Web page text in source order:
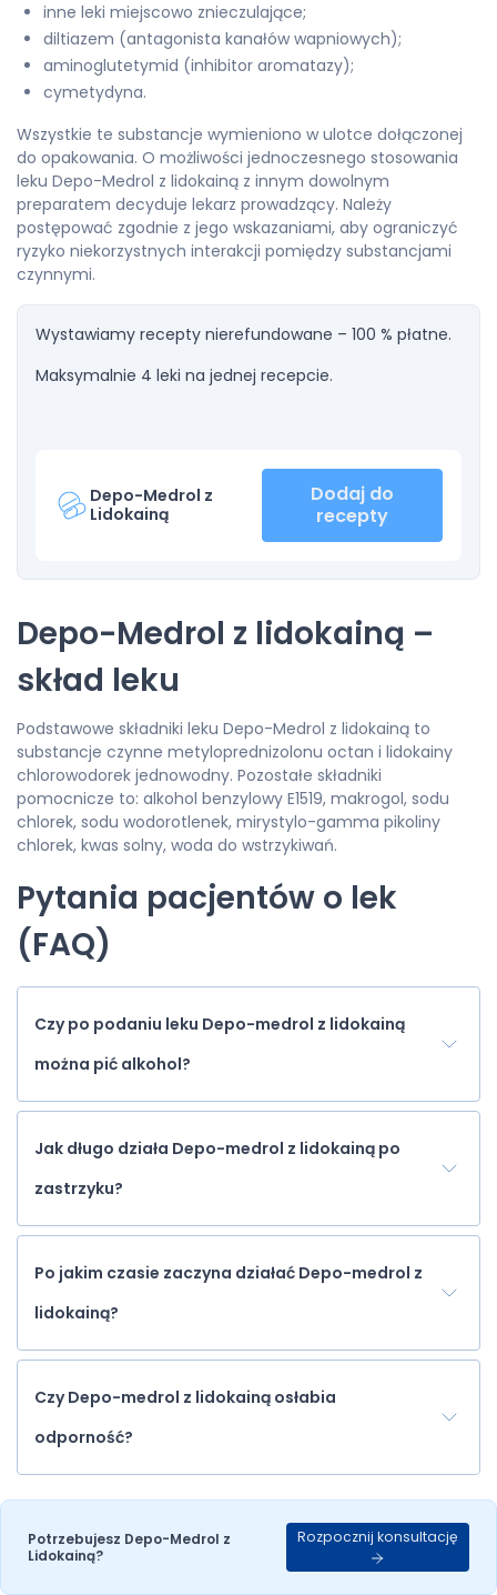
inne leki miejscowo znieczulające;
diltiazem (antagonista kanałów wapniowych);
aminoglutetymid (inhibitor aromatazy);
cymetydyna.
Wszystkie te substancje wymieniono w ulotce dołączonej
do opakowania. O możliwości jednoczesnego stosowania
leku Depo-Medrol z lidokainą z innym dowolnym
preparatem decyduje lekarz prowadzący. Należy
postępować zgodnie z jego wskazaniami, aby ograniczyć
ryzyko niekorzystnych interakcji pomiędzy substancjami
czynnymi.
Wystawiamy recepty nierefundowane – 100 % płatne.
Maksymalnie 4 leki na jednej recepcie.
Depo-Medrol z
Lidokainą
Dodaj do
recepty
Depo-Medrol z lidokainą –
skład leku
Podstawowe składniki leku Depo-Medrol z lidokainą to
substancje czynne metyloprednizolonu octan i lidokainy
chlorowodorek jednowodny. Pozostałe składniki
pomocnicze to: alkohol benzylowy E1519, makrogol, sodu
chlorek, sodu wodorotlenek, mirystylo-gamma pikoliny
chlorek, kwas solny, woda do wstrzykiwań.
Pytania pacjentów o lek
(FAQ)
Czy po podaniu leku Depo-medrol z lidokainą
można pić alkohol?
Jak długo działa Depo-medrol z lidokainą po
zastrzyku?
Po jakim czasie zaczyna działać Depo-medrol z
lidokainą?
Czy Depo-medrol z lidokainą osłabia
odporność?
Potrzebujesz Depo-Medrol z
Lidokainą?
Rozpocznij
konsultację
Potrzebujesz Depo-Medrol z
Lidokainą?
Rozpocznij konsultację